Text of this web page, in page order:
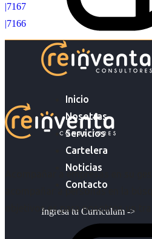
Inicio
Nosotras
Servicios
Cartelera
Noticias
Contacto
Ingresa tu Curriculum ->
|7167
|7166
Acompañar a empresas en su
acompañar a personas en la
objetivos es para nosotros un